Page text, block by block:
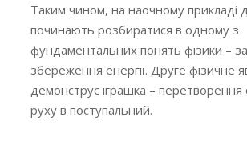
Таким чином, на наочному прикладі
починають розбиратися в одному з
фундаментальних понять фізики –
збереження енергії. Друге фізичне
демонструє іграшка –
руху в поступальний.